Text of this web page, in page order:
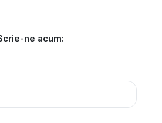
ne acum: